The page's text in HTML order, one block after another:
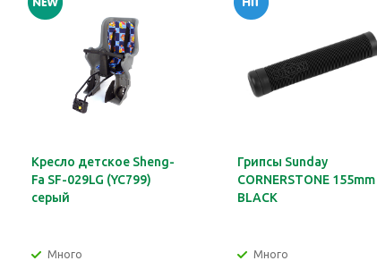
Кресло детское Sheng-
Fa SF-029LG (YC799)
серый
Много
Грипсы Sunday
CORNERSTONE
BLACK
Много